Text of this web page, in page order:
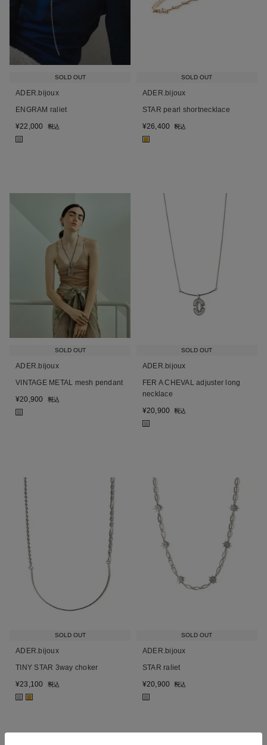
SOLD OUT
ADER.bijoux
ENGRAM raliet
¥22,000 税込
■
SOLD OUT
ADER.bijoux
STAR pearl shortnecklace
¥26,400 税込
■
SOLD OUT
ADER.bijoux
VINTAGE METAL mesh pendant
¥20,900 税込
SOLD OUT
ADER.bijoux
FER A CHEVAL adjuster long
necklace
¥20,900 税込
SOLD OUT
ADER.bijoux
TINY STAR 3way choker
¥23,100 税込
■ ■
SOLD OUT
ADER.bijoux
STAR raliet
¥20,900 税込
■